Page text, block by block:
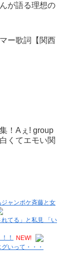
が語る理想の
ー歌詞【関西
！Aぇ! group
くてエモい関
ャンポケ斉藤と女
てる」と私見 「い
！
NEW!
いって・・・